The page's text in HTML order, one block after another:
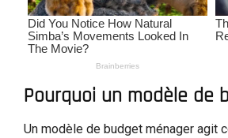
Pourquoi un modèle de
Un modèle de budget ménager agit